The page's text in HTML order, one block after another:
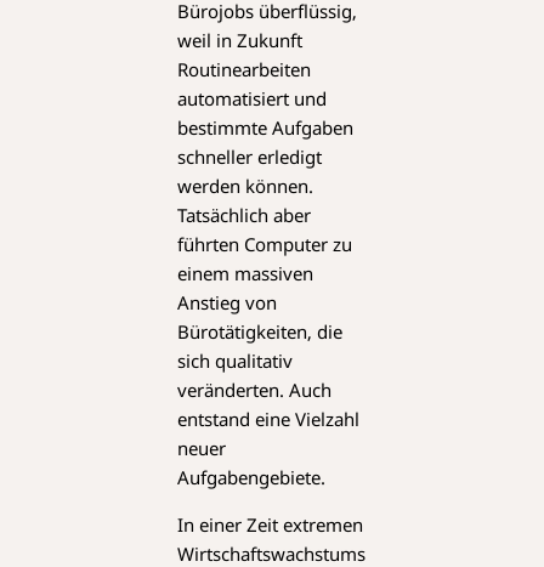
Bürojobs überflüssig,
weil in Zukunft
Routinearbeiten
automatisiert und
bestimmte Aufgaben
schneller erledigt
werden können.
Tatsächlich aber
führten Computer zu
einem massiven
Anstieg von
Bürotätigkeiten, die
sich qualitativ
veränderten. Auch
entstand eine Vielzahl
neuer
Aufgabengebiete.
In einer Zeit extremen
Wirtschaftswachstums